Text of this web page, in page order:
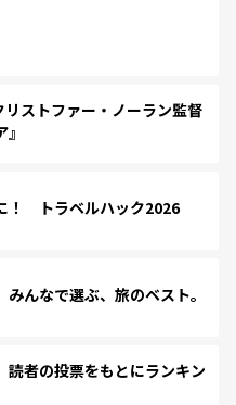
ストファー・ノーラン監督
！ トラベルハック2026
んなで選ぶ、旅のベスト。
者の投票をもとにランキン